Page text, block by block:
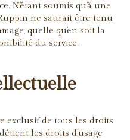
N’étant soumis qu’à une
ne saurait être tenu
quelle qu’en soit la
du service.
exclusif de tous les droits
les droits d’usage